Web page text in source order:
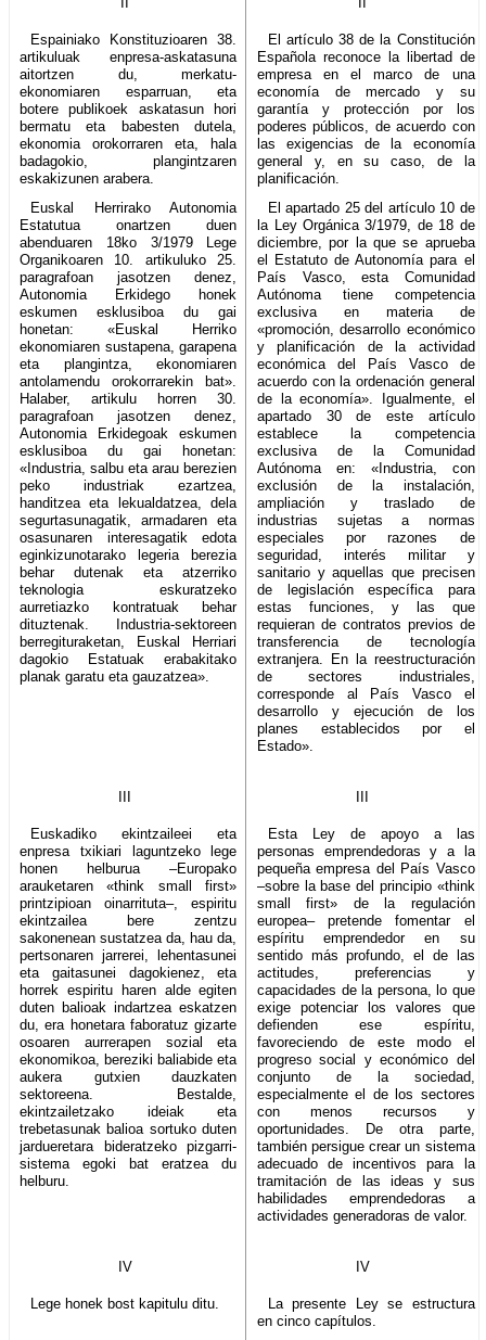
Espainiako Konstituzioaren 38.
artikuluak enpresa-askatasuna
aitortzen du, merkatu-
ekonomiaren esparruan, eta
botere publikoek askatasun hori
bermatu eta babesten dutela,
ekonomia orokorraren eta, hala
badagokio, plangintzaren
eskakizunen arabera.
El artículo 38 de la Constitución
Española reconoce la libertad de
empresa en el marco de una
economía de mercado y su
garantía y protección por los
poderes públicos, de acuerdo con
las exigencias de la economía
general y, en su caso, de la
planificación.
Euskal Herrirako Autonomia
Estatutua onartzen duen
abenduaren 18ko 3/1979 Lege
Organikoaren 10. artikuluko 25.
paragrafoan jasotzen denez,
Autonomia Erkidego honek
eskumen esklusiboa du gai
honetan: «Euskal Herriko
ekonomiaren sustapena, garapena
eta plangintza, ekonomiaren
antolamendu orokorrarekin bat».
Halaber, artikulu horren 30.
paragrafoan jasotzen denez,
Autonomia Erkidegoak eskumen
esklusiboa du gai honetan:
«Industria, salbu eta arau berezien
peko industriak ezartzea,
handitzea eta lekualdatzea, dela
segurtasunagatik, armadaren eta
osasunaren interesagatik edota
eginkizunotarako legeria berezia
behar dutenak eta atzerriko
teknologia eskuratzeko
aurretiazko kontratuak behar
dituztenak. Industria-sektoreen
berregituraketan, Euskal Herriari
dagokio Estatuak erabakitako
planak garatu eta gauzatzea».
El apartado 25 del artículo 10 de
la Ley Orgánica 3/1979, de 18 de
diciembre, por la que se aprueba
el Estatuto de Autonomía para el
País Vasco, esta Comunidad
Autónoma tiene competencia
exclusiva en materia de
«promoción, desarrollo económico
y planificación de la actividad
económica del País Vasco de
acuerdo con la ordenación general
de la economía». Igualmente, el
apartado 30 de este artículo
establece la competencia
exclusiva de la Comunidad
Autónoma en: «Industria, con
exclusión de la instalación,
ampliación y traslado de
industrias sujetas a normas
especiales por razones de
seguridad, interés militar y
sanitario y aquellas que precisen
de legislación específica para
estas funciones, y las que
requieran de contratos previos de
transferencia de tecnología
extranjera. En la reestructuración
de sectores industriales,
corresponde al País Vasco el
desarrollo y ejecución de los
planes establecidos por el
Estado».
Euskadiko ekintzaileei eta
enpresa txikiari laguntzeko lege
honen helburua –Europako
arauketaren «think small first»
printzipioan oinarrituta–, espiritu
ekintzailea bere zentzu
sakonenean sustatzea da, hau da,
pertsonaren jarrerei, lehentasunei
eta gaitasunei dagokienez, eta
horrek espiritu haren alde egiten
duten balioak indartzea eskatzen
du, era honetara faboratuz gizarte
osoaren aurrerapen sozial eta
ekonomikoa, bereziki baliabide eta
aukera gutxien dauzkaten
sektoreena. Bestalde,
ekintzailetzako ideiak eta
trebetasunak balioa sortuko duten
jardueretara bideratzeko pizgarri-
sistema egoki bat eratzea du
helburu.
Esta Ley de apoyo a las
personas emprendedoras y a la
pequeña empresa del País Vasco
–sobre la base del principio «think
small first» de la regulación
europea– pretende fomentar el
espíritu emprendedor en su
sentido más profundo, el de las
actitudes, preferencias y
capacidades de la persona, lo que
exige potenciar los valores que
defienden ese espíritu,
favoreciendo de este modo el
progreso social y económico del
conjunto de la sociedad,
especialmente el de los sectores
con menos recursos y
oportunidades. De otra parte,
también persigue crear un sistema
adecuado de incentivos para la
tramitación de las ideas y sus
habilidades emprendedoras a
actividades generadoras de valor.
IV IV
Lege honek bost kapitulu ditu.
La presente Ley se estructura
en cinco capítulos.